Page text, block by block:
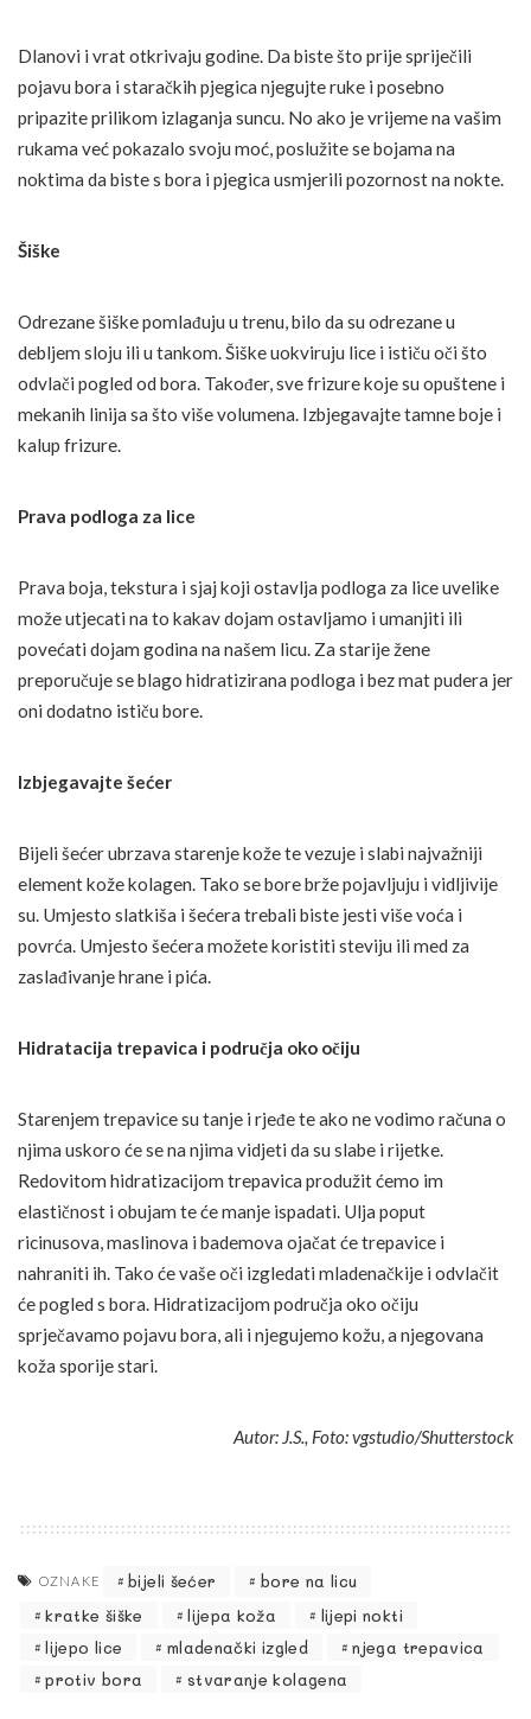
Dlanovi i vrat otkrivaju godine. Da biste što prije spriječili
pojavu bora i staračkih pjegica njegujte ruke i posebno
pripazite prilikom izlaganja suncu. No ako je vrijeme na vašim
rukama već pokazalo svoju moć, poslužite se bojama na
noktima da biste s bora i pjegica usmjerili pozornost na nokte.
Šiške
Odrezane šiške pomlađuju u trenu, bilo da su odrezane u
debljem sloju ili u tankom. Šiške uokviruju lice i ističu oči što
odvlači pogled od bora. Također, sve frizure koje su opuštene i
mekanih linija sa što više volumena. Izbjegavajte tamne boje i
kalup frizure.
Prava podloga za lice
Prava boja, tekstura i sjaj koji ostavlja podloga za lice uvelike
može utjecati na to kakav dojam ostavljamo i umanjiti ili
povećati dojam godina na našem licu. Za starije žene
preporučuje se blago hidratizirana podloga i bez mat pudera jer
oni dodatno ističu bore.
Izbjegavajte šećer
Bijeli šećer ubrzava starenje kože te vezuje i slabi najvažniji
element kože kolagen. Tako se bore brže pojavljuju i vidljivije
su. Umjesto slatkiša i šećera trebali biste jesti više voća i
povrća. Umjesto šećera možete koristiti steviju ili med za
zaslađivanje hrane i pića.
Hidratacija trepavica i područja oko očiju
Starenjem trepavice su tanje i rjeđe te ako ne vodimo računa o
njima uskoro će se na njima vidjeti da su slabe i rijetke.
Redovitom hidratizacijom trepavica produžit ćemo im
elastičnost i obujam te će manje ispadati. Ulja poput
ricinusova, maslinova i bademova ojačat će trepavice i
nahraniti ih. Tako će vaše oči izgledati mladenačkije i odvlačit
će pogled s bora. Hidratizacijom područja oko očiju
sprječavamo pojavu bora, ali i njegujemo kožu, a njegovana
koža sporije stari.
Autor: J.S., Foto: vgstudio/Shutterstock
OZNAKE bijeli šećer
bore na licu
kratke šiške
lijepa koža
lijepi nokti
lijepo lice
mladenački izgled
njega trepavica
protiv bora
stvaranje kolagena